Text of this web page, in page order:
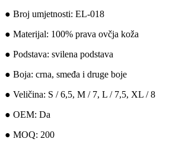
● Broj umjetnosti: EL-018
● Materijal: 100% prava ovčja koža
● Podstava: svilena podstava
● Boja: crna, smeđa i druge boje
● Veličina: S / 6,5, M / 7, L / 7,5, XL / 8
● OEM: Da
● MOQ: 200